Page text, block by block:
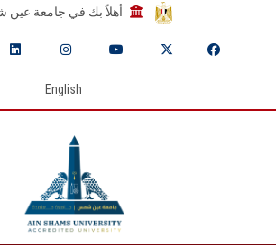
أهلاً بك في جامعة
English